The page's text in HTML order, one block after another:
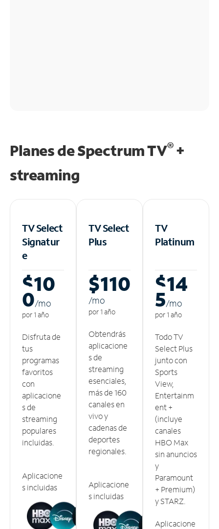
Planes de Spectrum TV®+
streaming
TV Select
Signatur
e
$10
0/mo
por 1 año
Disfruta de
tus
programas
favoritos
con
aplicacione
s de
streaming
populares
incluidas.
Aplicacione
s incluidas
TV Select
Plus
$110
/mo
por 1 año
Obtendrás
aplicacione
s de
streaming
esenciales,
más de 160
canales en
vivo y
cadenas de
deportes
regionales.
Aplicacione
s incluidas
TV
Platinum
$14
5/mo
por 1 año
Todo TV
Select Plus
junto con
Sports
View,
Entertainm
ent +
(incluye
canales
HBO Max
sin anuncios
y
Paramount
+ Premium)
y STARZ.
Aplicacione